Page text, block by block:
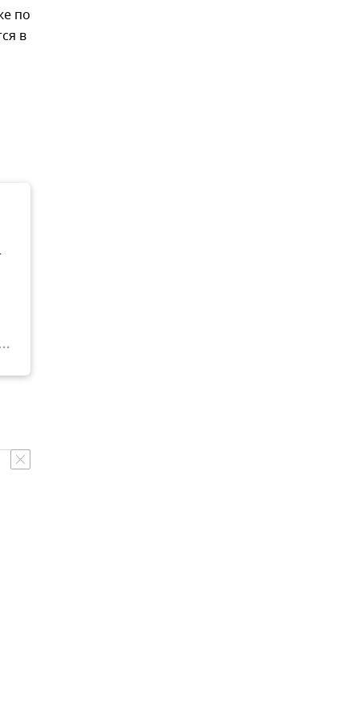
по
в